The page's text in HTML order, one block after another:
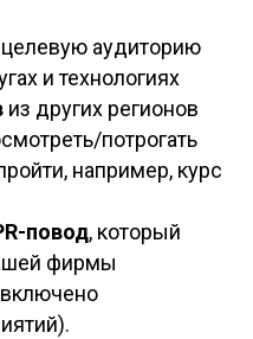
целевую аудиторию
и технологиях
из других регионов
потрогать
например, курс
повод, который
фирмы